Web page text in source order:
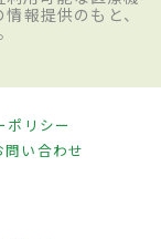
報提供のもと、
ポリシー
問い合わせ